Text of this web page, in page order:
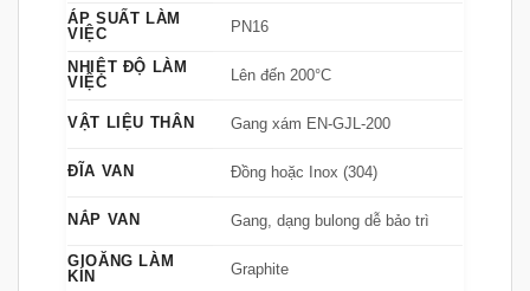
ÁP SUẤT LÀM
VIỆC
PN16
NHIỆT ĐỘ LÀM
VIỆC
Lên đến 200°C
VẬT LIỆU THÂN Gang xám EN-GJL-200
ĐĨA VAN Đồng hoặc Inox (304)
NẮP VAN Gang, dạng bulong dễ bảo trì
GIOĂNG LÀM
KÍN
Graphite